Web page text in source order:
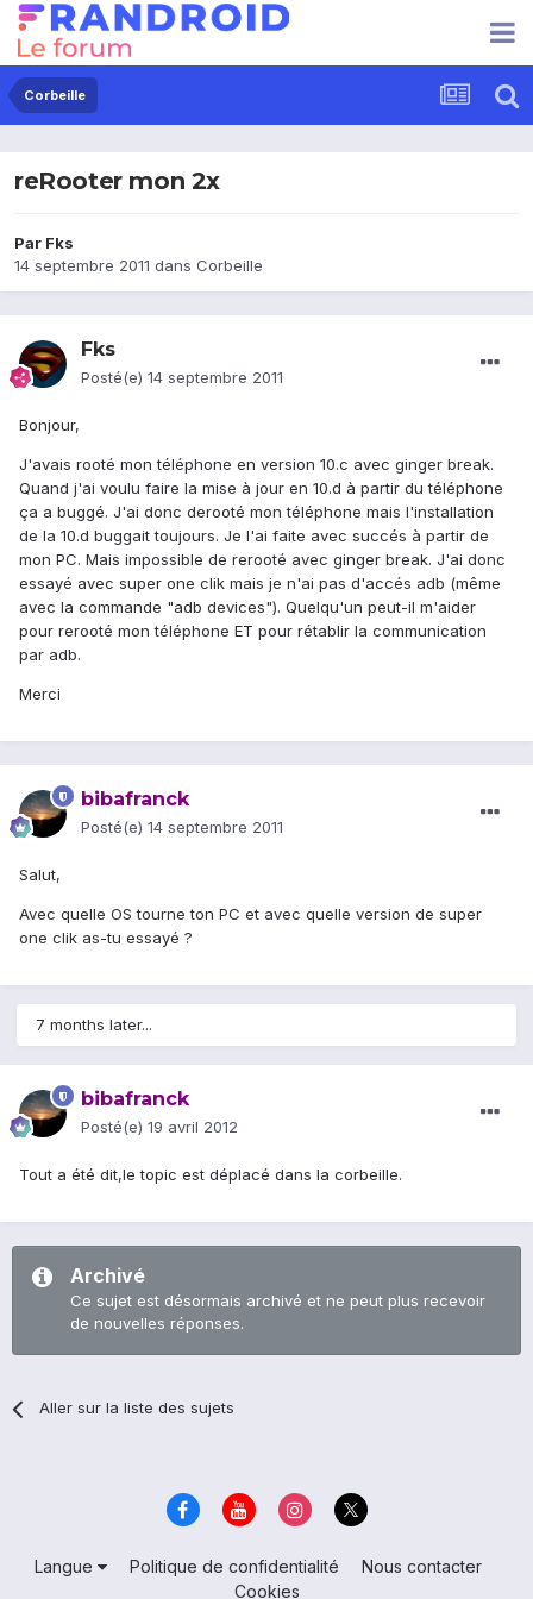
Corbeille
reRooter mon 2x
Par Fks
14 septembre 2011 dans Corbeille
Fks
Posté(e) 14 septembre 2011
Bonjour,
J'avais rooté mon téléphone en version 10.c avec ginger break.
Quand j'ai voulu faire la mise à jour en 10.d à partir du téléphone
ça a buggé. J'ai donc derooté mon téléphone mais l'installation
de la 10.d buggait toujours. Je l'ai faite avec succés à partir de
mon PC. Mais impossible de rerooté avec ginger break. J'ai donc
essayé avec super one clik mais je n'ai pas d'accés adb (même
avec la commande "adb devices"). Quelqu'un peut-il m'aider
pour rerooté mon téléphone ET pour rétablir la communication
par adb.
Merci
bibafranck
Posté(e) 14 septembre 2011
Salut,
Avec quelle OS tourne ton PC et avec quelle version de super
one clik as-tu essayé ?
7 months later...
bibafranck
Posté(e) 19 avril 2012
Tout a été dit,le topic est déplacé dans la corbeille.
Archivé
Ce sujet est désormais archivé et ne peut plus recevoir
de nouvelles réponses.
Aller sur la liste des sujets
Langue Politique de confidentialité
Nous contacter
Cookies